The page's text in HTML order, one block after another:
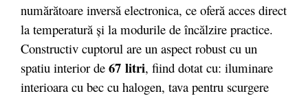
numărătoare inversă electronica, ce oferă acces direct
la temperatură şi la modurile de încălzire practice.
Constructiv cuptorul are un aspect robust cu un
spatiu interior de 67 litri, fiind dotat cu: iluminare
interioara cu bec cu halogen, tava pentru scurgere